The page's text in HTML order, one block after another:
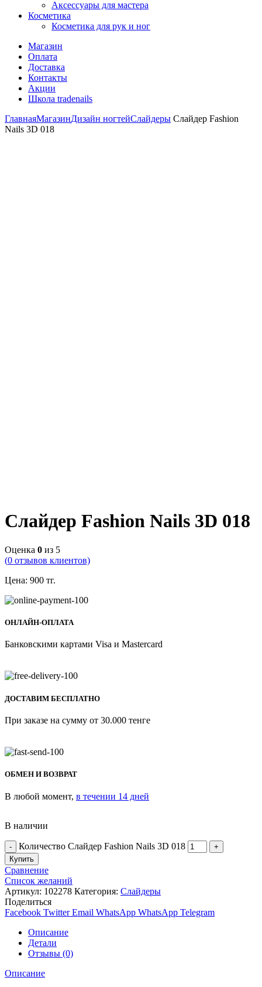
Аксессуары для мастера
Косметика
Косметика для рук и ног
Магазин
Оплата
Доставка
Контакты
Акции
Школа tradenails
ГлавнаяМагазинДизайн ногтейСлайдеры Слайдер Fashion
Nails 3D 018
Слайдер Fashion Nails 3D 018
Оценка 0 из 5
(0 отзывов клиентов)
Цена: 900 тг.
ОНЛАЙН-ОПЛАТА
Банковскими картами Visa и Mastercard
ДОСТАВИМ БЕСПЛАТНО
При заказе на сумму от 30.000 тенге
ОБМЕН И ВОЗВРАТ
В любой момент, в течении 14 дней
В наличии
Количество Слайдер Fashion Nails 3D 018
Купить
Сравнение
Список желаний
Артикул: 102278 Категория: Слайдеры
Поделиться
Facebook Twitter Email WhatsApp WhatsApp Telegram
Описание
Детали
Отзывы (0)
Описание